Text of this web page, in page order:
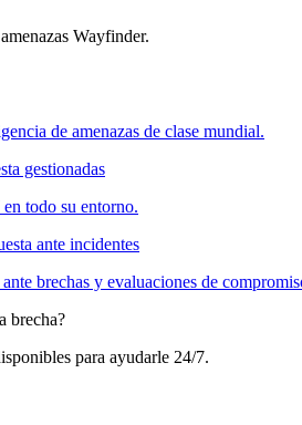
Wayfinder.
de amenazas de clase mundial.
gestionadas
todo su entorno.
ante incidentes
brechas y evaluaciones de
brecha?
para ayudarle 24/7.